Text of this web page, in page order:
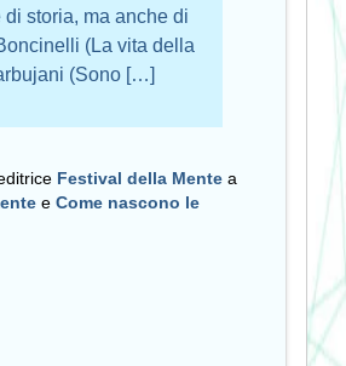
storia, ma anche di
(La vita della
(Sono […]
Festival della Mente a
e Come nascono le